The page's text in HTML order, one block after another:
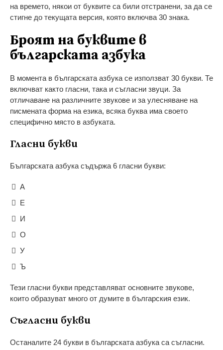
на времето, някои от буквите са били отстранени, за да се
стигне до текущата версия, която включва 30 знака.
Броят на буквите в
българската азбука
В момента в българската азбука се използват 30 букви. Те
включват както гласни, така и съгласни звуци. За
отличаване на различните звукове и за улесняване на
писмената форма на езика, всяка буква има своето
специфично място в азбуката.
Гласни букви
Българската азбука съдържа 6 гласни букви:
А
Е
И
О
У
Ъ
Тези гласни букви представляват основните звукове,
които образуват много от думите в българския език.
Съгласни букви
Останалите 24 букви в българската азбука са съгласни.